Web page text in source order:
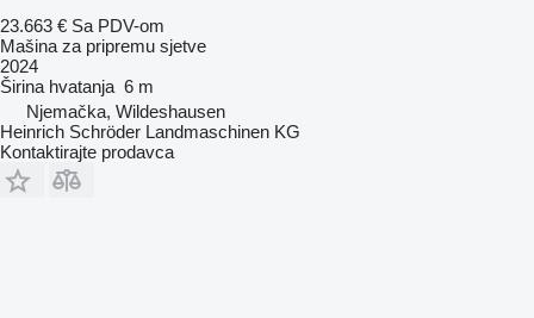
23.663 € Sa PDV-om
Mašina za pripremu sjetve
2024
Širina hvatanja 6 m
Njemačka, Wildeshausen
Heinrich Schröder Landmaschinen KG
Kontaktirajte prodavca